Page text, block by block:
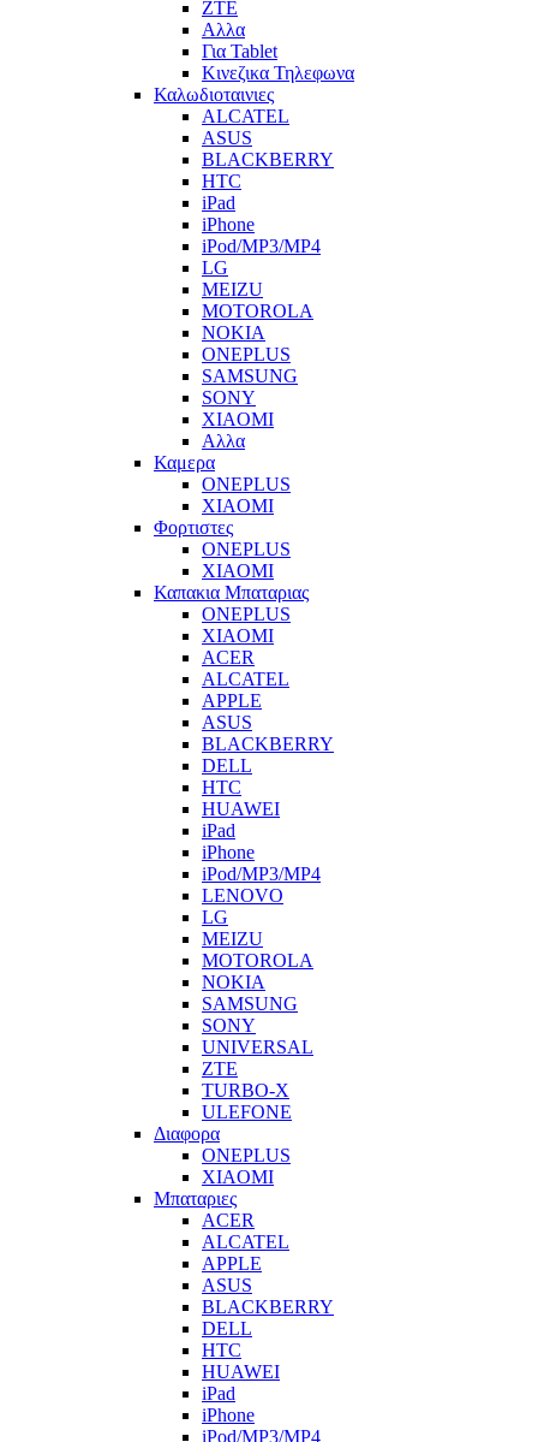
ZTE
Αλλα
Για Tablet
Κινεζικα Τηλεφωνα
Καλωδιοταινιες
ALCATEL
ASUS
BLACKBERRY
HTC
iPad
iPhone
iPod/MP3/MP4
LG
MEIZU
MOTOROLA
NOKIA
ONEPLUS
SAMSUNG
SONY
XIAOMI
Αλλα
Καμερα
ONEPLUS
XIAOMI
Φορτιστες
ONEPLUS
XIAOMI
Καπακια Μπαταριας
ONEPLUS
XIAOMI
ACER
ALCATEL
APPLE
ASUS
BLACKBERRY
DELL
HTC
HUAWEI
iPad
iPhone
iPod/MP3/MP4
LENOVO
LG
MEIZU
MOTOROLA
NOKIA
SAMSUNG
SONY
UNIVERSAL
ZTE
TURBO-X
ULEFONE
Διαφορα
ONEPLUS
XIAOMI
Μπαταριες
ACER
ALCATEL
APPLE
ASUS
BLACKBERRY
DELL
HTC
HUAWEI
iPad
iPhone
iPod/MP3/MP4